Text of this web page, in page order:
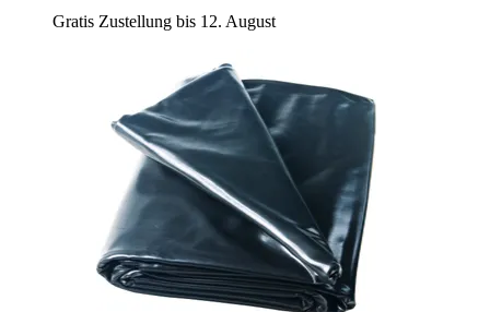
Gratis Zustellung bis 12. August